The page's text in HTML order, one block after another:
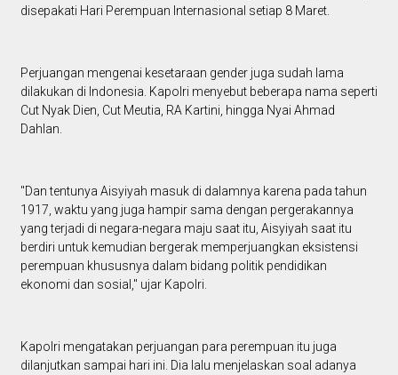
disepakati Hari Perempuan Internasional setiap 8 Maret.
Perjuangan mengenai kesetaraan gender juga sudah lama
dilakukan di Indonesia. Kapolri menyebut beberapa nama seperti
Cut Nyak Dien, Cut Meutia, RA Kartini, hingga Nyai Ahmad
Dahlan.
"Dan tentunya Aisyiyah masuk di dalamnya karena pada tahun
1917, waktu yang juga hampir sama dengan pergerakannya
yang terjadi di negara-negara maju saat itu, Aisyiyah saat itu
berdiri untuk kemudian bergerak memperjuangkan eksistensi
perempuan khususnya dalam bidang politik pendidikan
ekonomi dan sosial," ujar Kapolri.
Kapolri mengatakan perjuangan para perempuan itu juga
dilanjutkan sampai hari ini. Dia lalu menjelaskan soal adanya